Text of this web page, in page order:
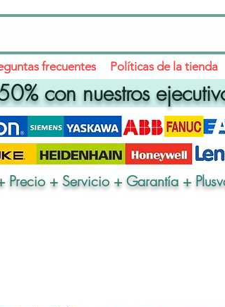
frecuentes Políticas de la tienda
con nuestros
+ Servicio + Garantía +